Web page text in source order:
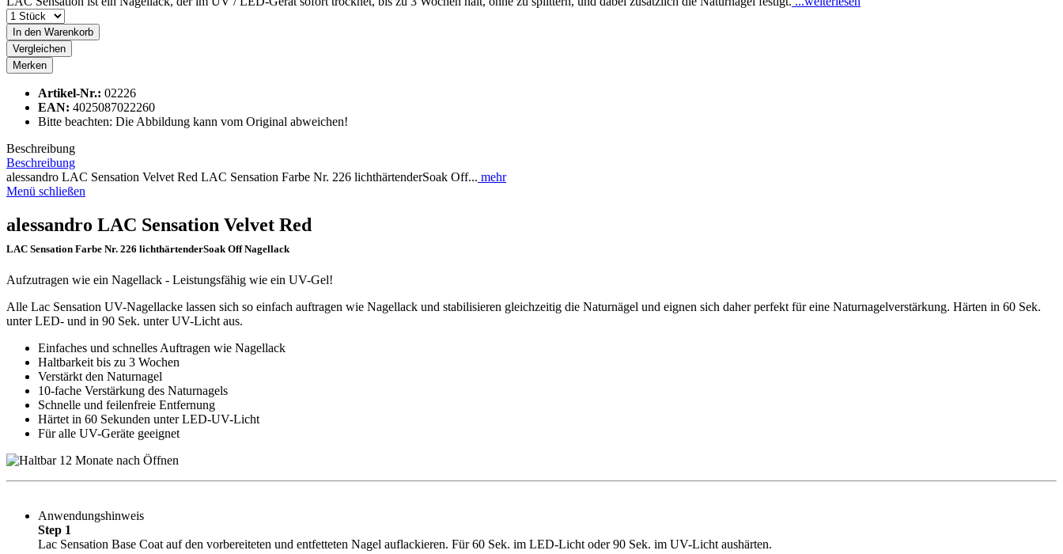
In den Warenkorb
Vergleichen
Merken
Artikel-Nr.: 02226
EAN: 4025087022260
Bitte beachten: Die Abbildung kann vom Original abweichen!
Beschreibung
Beschreibung
alessandro LAC Sensation Velvet Red LAC Sensation Farbe Nr. 226 lichthärtenderSoak Off... mehr
Menü schließen
alessandro LAC Sensation Velvet Red
LAC Sensation Farbe Nr. 226 lichthärtenderSoak Off Nagellack
Aufzutragen wie ein Nagellack - Leistungsfähig wie ein UV-Gel!
Alle Lac Sensation UV-Nagellacke lassen sich so einfach auftragen wie Nagellack und stabilisieren gleichzeitig die Naturnägel und eignen sich daher perfekt für eine Naturnagelverstärkung. Härten in 60 Sek.
unter LED- und in 90 Sek. unter UV-Licht aus.
Einfaches und schnelles Auftragen wie Nagellack
Haltbarkeit bis zu 3 Wochen
Verstärkt den Naturnagel
10-fache Verstärkung des Naturnagels
Schnelle und feilenfreie Entfernung
Härtet in 60 Sekunden unter LED-UV-Licht
Für alle UV-Geräte geeignet
Anwendungshinweis
Step 1
Lac Sensation Base Coat auf den vorbereiteten und entfetteten Nagel auflackieren. Für 60 Sek. im LED-Licht oder 90 Sek. im UV-Licht aushärten.